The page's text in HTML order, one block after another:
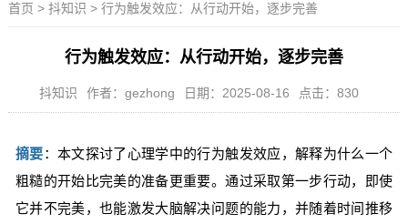
首页 > 抖知识 > 行为触发效应：从行动开始，逐步完善
行为触发效应：从行动开始，逐步完善
抖知识 作者：gezhong 日期：2025-08-16 点击：830
摘要：本文探讨了心理学中的行为触发效应，解释为什么一个
粗糙的开始比完美的准备更重要。通过采取第一步行动，即使
它并不完美，也能激发大脑解决问题的能力，并随着时间推移